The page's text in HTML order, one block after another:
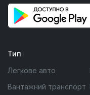
Тип
Легкове авто
Вантажний транспорт